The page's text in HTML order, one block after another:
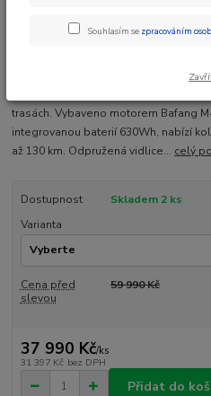
Elektrokolo CANULL Musca MX
trasách. Vybaveno motorem Bafang
integrovanou baterií 630Wh, nabízí
až 130 km. Odpružená vidlice... celý
Dostupnost
Skladem 2 ks
Varianta
Cena před
slevou
59 990 Kč
37 990 Kč/ks
31 397 Kč bez DPH
Přidat do
Souhlasím se zpracováním